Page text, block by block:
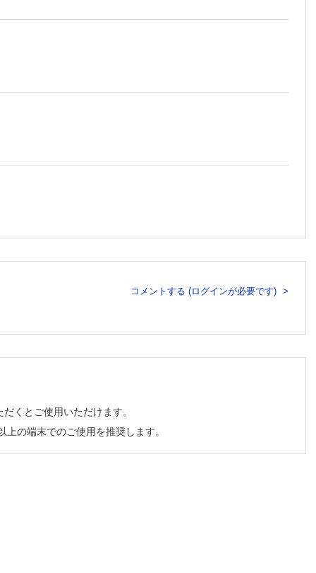
コメントする (ログインが必要です)
くとご使用いただけます。
の端末でのご使用を推奨します。